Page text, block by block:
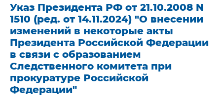
Указ Президента РФ от 21.10.2008 N
1510 (ред. от 14.11.2024) "О внесении
изменений в некоторые акты
Президента Российской Федерации
в связи с образованием
Следственного комитета при
прокуратуре Российской
Федерации"